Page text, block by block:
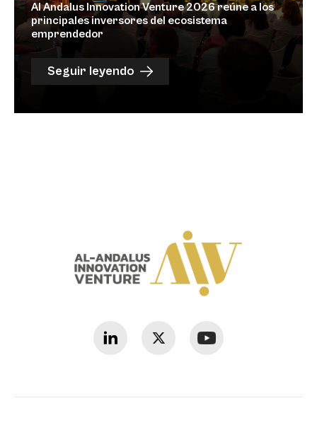
Al Andalus Innovation Venture 2026 reúne a los
principales inversores del ecosistema
emprendedor
Seguir leyendo